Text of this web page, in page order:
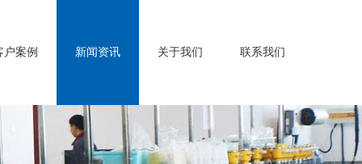
户案例 新闻资讯 关于我们 联系我们